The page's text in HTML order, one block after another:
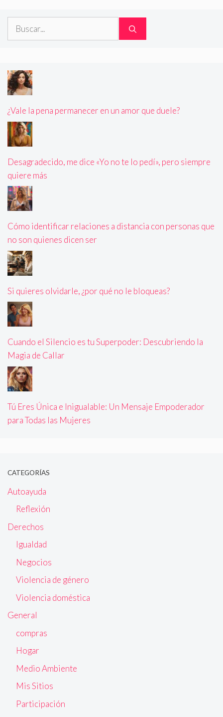
Buscar:
¿Vale la pena permanecer en un amor que duele?
Desagradecido, me dice «Yo no te lo pedí», pero siempre
quiere más
Cómo identificar relaciones a distancia con personas que
no son quienes dicen ser
Si quieres olvidarle, ¿por qué no le bloqueas?
Cuando el Silencio es tu Superpoder: Descubriendo la
Magia de Callar
Tú Eres Única e Inigualable: Un Mensaje Empoderador
para Todas las Mujeres
CATEGORÍAS
Autoayuda
Reflexión
Derechos
Igualdad
Negocios
Violencia de género
Violencia doméstica
General
compras
Hogar
Medio Ambiente
Mis Sitios
Participación